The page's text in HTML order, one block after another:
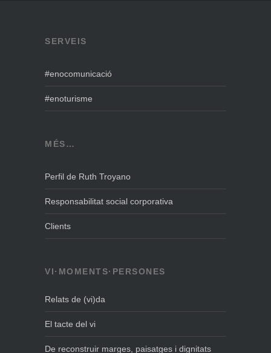
SERVEIS
#enocomunicació
#enoturisme
MÉS…
Perfil de Ruth Troyano
Responsabilitat social corporativa
Clients
VI·MOMENTS·PERSONES
Relats de (vi)da
El tacte del vi
De reconstruir marges, paisatges i dignitats